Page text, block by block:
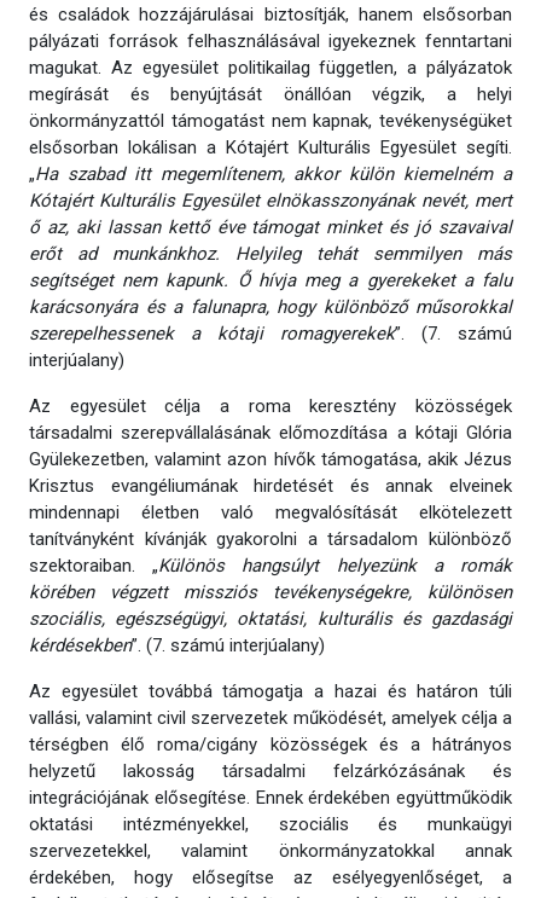
és családok hozzájárulásai biztosítják, hanem elsősorban
pályázati források felhasználásával igyekeznek fenntartani
magukat. Az egyesület politikailag független, a pályázatok
megírását és benyújtását önállóan végzik, a helyi
önkormányzattól támogatást nem kapnak, tevékenységüket
elsősorban lokálisan a Kótajért Kulturális Egyesület segíti.
„Ha szabad itt megemlítenem, akkor külön kiemelném a
Kótajért Kulturális Egyesület elnökasszonyának nevét, mert
ő az, aki lassan kettő éve támogat minket és jó szavaival
erőt ad munkánkhoz. Helyileg tehát semmilyen más
segítséget nem kapunk. Ő hívja meg a gyerekeket a falu
karácsonyára és a falunapra, hogy különböző műsorokkal
szerepelhessenek a kótaji romagyerekek”. (7. számú
interjúalany)
Az egyesület célja a roma keresztény közösségek
társadalmi szerepvállalásának előmozdítása a kótaji Glória
Gyülekezetben, valamint azon hívők támogatása, akik Jézus
Krisztus evangéliumának hirdetését és annak elveinek
mindennapi életben való megvalósítását elkötelezett
tanítványként kívánják gyakorolni a társadalom különböző
szektoraiban. „Különös hangsúlyt helyezünk a romák
körében végzett missziós tevékenységekre, különösen
szociális, egészségügyi, oktatási, kulturális és gazdasági
kérdésekben”. (7. számú interjúalany)
Az egyesület továbbá támogatja a hazai és határon túli
vallási, valamint civil szervezetek működését, amelyek célja a
térségben élő roma/cigány közösségek és a hátrányos
helyzetű lakosság társadalmi felzárkózásának és
integrációjának elősegítése. Ennek érdekében együttműködik
oktatási intézményekkel, szociális és munkaügyi
szervezetekkel, valamint önkormányzatokkal annak
érdekében, hogy elősegítse az esélyegyenlőséget, a